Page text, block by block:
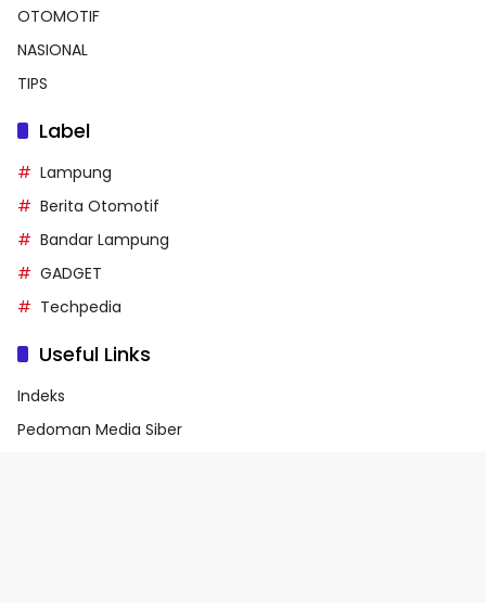
OTOMOTIF
NASIONAL
TIPS
Label
Lampung
Berita Otomotif
Bandar Lampung
GADGET
Techpedia
Useful Links
Indeks
Pedoman Media Siber